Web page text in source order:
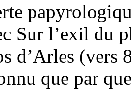
Sur l’exil du
d’Arles (vers
que par